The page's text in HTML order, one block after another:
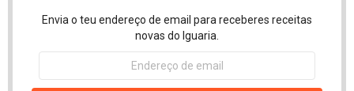
Envia o teu endereço de email para receberes receitas
novas do Iguaria.
Endereço
email